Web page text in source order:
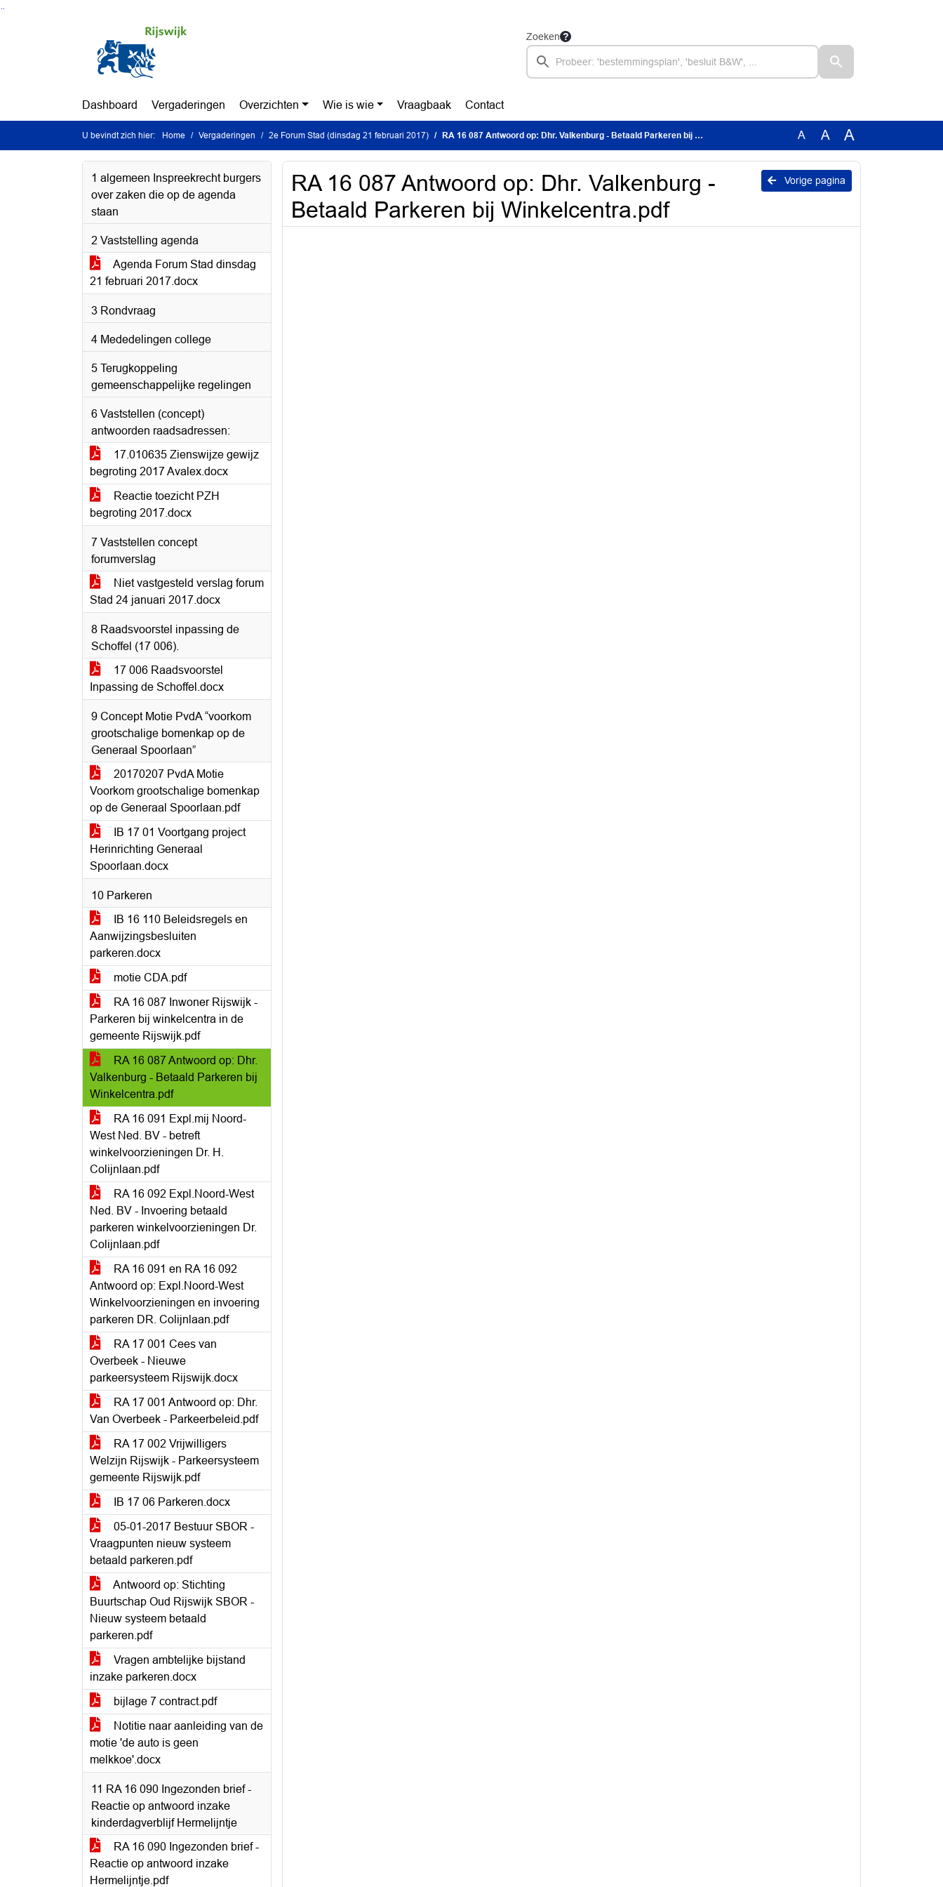
Zoeken
Dashboard Vergaderingen Overzichten Wie is wie Vraagbaak Contact
U bevindt zich hier: Home Vergaderingen 2e Forum Stad (dinsdag 21 februari 2017) RA 16 087 Antwoord op: Dhr. Valkenburg - Betaald Parkeren bij Winkelcentra.pdf A A A
1 algemeen Inspreekrecht burgers
over zaken die op de agenda
staan
2 Vaststelling agenda
Agenda Forum Stad dinsdag
21 februari 2017.docx
3 Rondvraag
4 Mededelingen college
5 Terugkoppeling
gemeenschappelijke regelingen
6 Vaststellen (concept)
antwoorden raadsadressen:
17.010635 Zienswijze gewijz
begroting 2017 Avalex.docx
Reactie toezicht PZH
begroting 2017.docx
7 Vaststellen concept
forumverslag
Niet vastgesteld verslag forum
Stad 24 januari 2017.docx
8 Raadsvoorstel inpassing de
Schoffel (17 006).
17 006 Raadsvoorstel
Inpassing de Schoffel.docx
9 Concept Motie PvdA “voorkom
grootschalige bomenkap op de
Generaal Spoorlaan”
20170207 PvdA Motie
Voorkom grootschalige bomenkap
op de Generaal Spoorlaan.pdf
IB 17 01 Voortgang project
Herinrichting Generaal
Spoorlaan.docx
10 Parkeren
IB 16 110 Beleidsregels en
Aanwijzingsbesluiten
parkeren.docx
motie CDA.pdf
RA 16 087 Inwoner Rijswijk -
Parkeren bij winkelcentra in de
gemeente Rijswijk.pdf
RA 16 087 Antwoord op: Dhr.
Valkenburg - Betaald Parkeren bij
Winkelcentra.pdf
RA 16 091 Expl.mij Noord-
West Ned. BV - betreft
winkelvoorzieningen Dr. H.
Colijnlaan.pdf
RA 16 092 Expl.Noord-West
Ned. BV - Invoering betaald
parkeren winkelvoorzieningen Dr.
Colijnlaan.pdf
RA 16 091 en RA 16 092
Antwoord op: Expl.Noord-West
Winkelvoorzieningen en invoering
parkeren DR. Colijnlaan.pdf
RA 17 001 Cees van
Overbeek - Nieuwe
parkeersysteem Rijswijk.docx
RA 17 001 Antwoord op: Dhr.
Van Overbeek - Parkeerbeleid.pdf
RA 17 002 Vrijwilligers
Welzijn Rijswijk - Parkeersysteem
gemeente Rijswijk.pdf
IB 17 06 Parkeren.docx
05-01-2017 Bestuur SBOR -
Vraagpunten nieuw systeem
betaald parkeren.pdf
Antwoord op: Stichting
Buurtschap Oud Rijswijk SBOR -
Nieuw systeem betaald
parkeren.pdf
Vragen ambtelijke bijstand
inzake parkeren.docx
bijlage 7 contract.pdf
Notitie naar aanleiding van de
motie 'de auto is geen
melkkoe'.docx
11 RA 16 090 Ingezonden brief -
Reactie op antwoord inzake
kinderdagverblijf Hermelijntje
RA 16 090 Ingezonden brief -
Reactie op antwoord inzake
Hermelijntje.pdf
Vorige pagina
RA 16 087 Antwoord op: Dhr. Valkenburg -
Betaald Parkeren bij Winkelcentra.pdf